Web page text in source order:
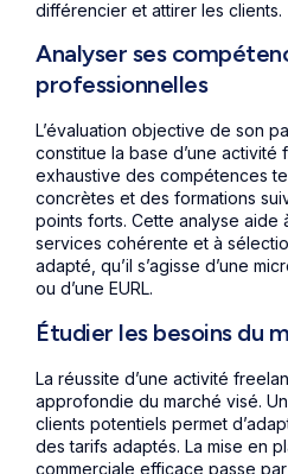
différencier et attirer les clients.
Analyser ses
professionnelles
L’évaluation objective de son
constitue la base d’une activité
exhaustive des compétences
concrètes et des formations
points forts. Cette analyse aide
services cohérente et à
adapté, qu’il s’agisse d’une
ou d’une EURL.
Étudier les besoins du
La réussite d’une activité
approfondie du marché visé.
clients potentiels permet
des tarifs adaptés. La mise en
commerciale efficace passe